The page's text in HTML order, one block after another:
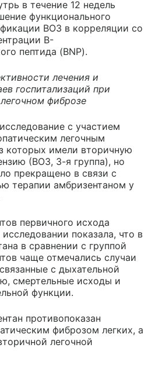
в течение 12 недель
функционального
ВОЗ в корреляции со
B-
пептида (BNP).
лечения и
госпитализаций при
фиброзе
с участием
легочным
которых имели вторичную
(ВОЗ, 3-я группа), но
прекращено в связи с
терапии амбризентаном у
первичного исхода
показала, что в
в сравнении с группой
чаще отмечались случаи
с дыхательной
смертельные исходы и
функции.
противопоказан
фиброзом легких, а
легочной